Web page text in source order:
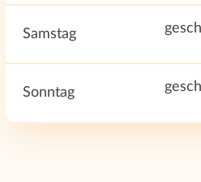
Samstag
Sonntag